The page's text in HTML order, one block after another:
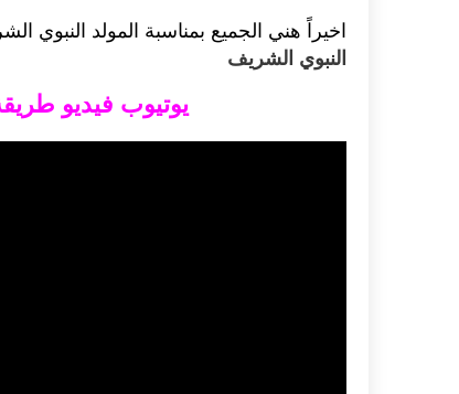
اخيراً هني الجميع بمناسبة المولد
النبوي الشريف
يوتيوب فيديو